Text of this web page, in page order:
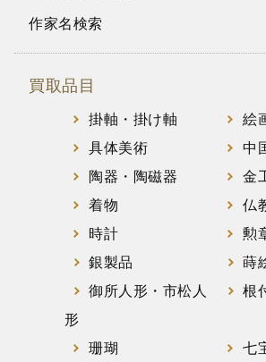
作家名検索
買取品目
掛軸・掛け軸
絵
具体美術
中
陶器・陶磁器
金
着物
仏
時計
勲
銀製品
蒔
御所人形・市松人
形
根
珊瑚
七